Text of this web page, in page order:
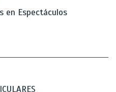
en Espectáculos